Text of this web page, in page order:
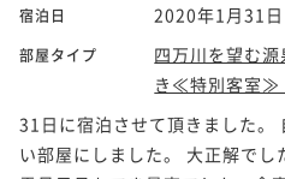
宿泊日 2020年1月31日
部屋タイプ
四万川を望む
き≪特別客室≫
31日に宿泊させて頂きました。
い部屋にしました。 大正解でし